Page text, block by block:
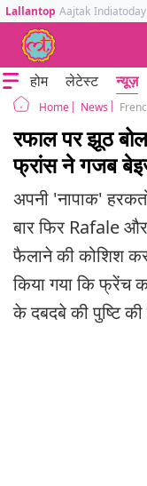
Lallantop Aajtak Indiatoday
होम लेटेस्ट न्यूज़
Home News
रफाल पर झूठ
फ्रांस ने गजब
अपनी 'नापाक'
बार फिर Rafale
फैलाने की कोशिश कर
किया गया कि फ्रेंच
के दबदबे की पुष्टि की